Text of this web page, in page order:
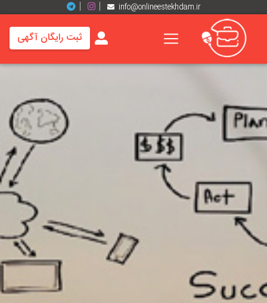
info@onlineestekhdam.ir
خانه
شغلی
برند
رزومه
ها
اخبار
تماس
ثبت رایگان آگهی